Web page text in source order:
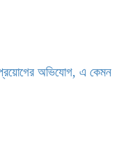
অভিযোগ, এ কেমন